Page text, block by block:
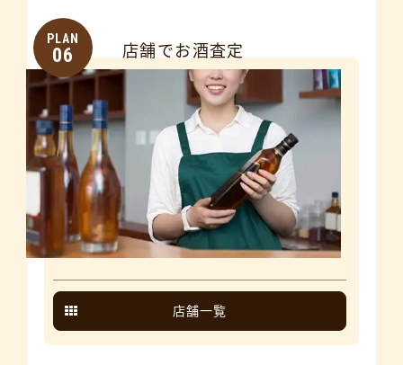
PLAN
06 店舗でお酒査定
店舗一覧